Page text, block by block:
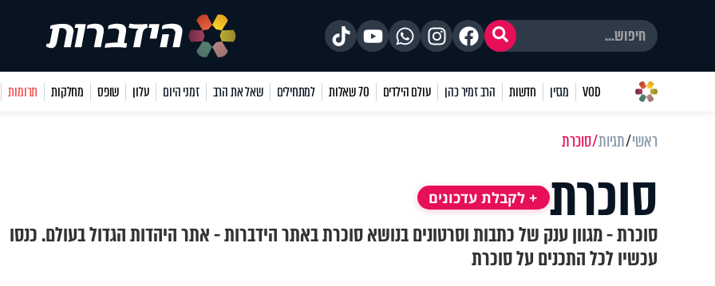
VOD מגזין חדשות הרב זמיר כהן עולם הילדים 70 שאלות למתחילים שאל את הרב זמני היום עלון שופס מחלקות תרומות
ראשי תגיות סוכרת
סוכרת + לקבלת עדכונים
סוכרת - מגוון ענק של כתבות וסרטונים בנושא סוכרת באתר הידברות - אתר היהדות הגדול בעולם. כנסו
עכשיו לכל התכנים על סוכרת